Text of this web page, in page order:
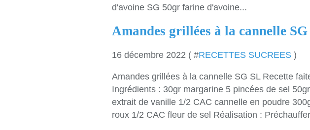
d'avoine SG 50gr farine d'avoine...
Amandes grillées à la cannelle
16 décembre 2022 ( #RECETTES SUCREES )
Amandes grillées à la cannelle SG SL Recette
Ingrédients : 30gr margarine 5 pincées de sel
extrait de vanille 1/2 CAC cannelle en poudre
roux 1/2 CAC fleur de sel Réalisation :